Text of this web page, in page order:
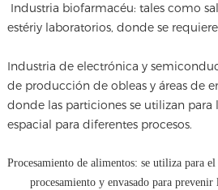
Industria biofarmacéu: tales como
estériy laboratorios, donde se
Industria de electrónica y
de producción de obleas y áreas de
donde las particiones se utilizan para
espacial para diferentes procesos.
Procesamiento de alimentos: se utiliza para
procesamiento y envasado para